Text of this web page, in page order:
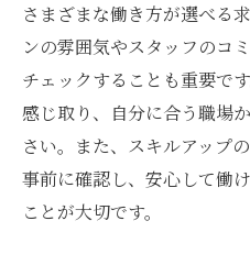
さまざまな働き方が選べる
ンの雰囲気やスタッフのコ
チェックすることも重要で
感じ取り、自分に合う職場
さい。また、スキルアップ
事前に確認し、安心して働
ことが大切です。